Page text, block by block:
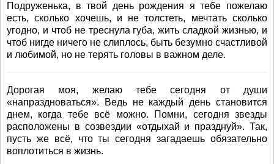
Подруженька, в твой день рождения я тебе пожелаю
есть, сколько хочешь, и не толстеть, мечтать сколько
угодно, и чтоб не треснула губа, жить сладкой жизнью, и
чтоб нигде ничего не слиплось, быть безумно счастливой
и любимой, но не терять головы в важном деле.
Дорогая моя, желаю тебе сегодня от души
«напраздноваться». Ведь не каждый день становится
днем, когда тебе всё можно. Помни, сегодня звезды
расположены в созвездии «отдыхай и празднуй». Так,
пусть же всё, что ты сегодня загадаешь обязательно
воплотиться в жизнь.